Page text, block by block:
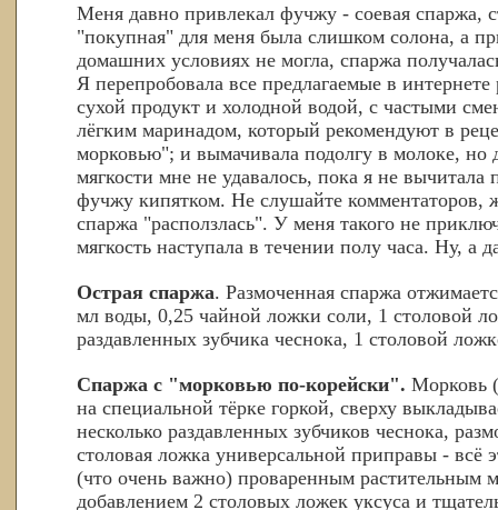
Меня давно привлекал фучжу - соевая спаржа,
"покупная" для меня была слишком солона, а
домашних условиях не могла, спаржа
Я перепробовала все предлагаемые в
сухой продукт и холодной водой, с частыми
лёгким маринадом, который рекомендуют в
морковью"; и вымачивала подолгу в молоке, но
мягкости мне не удавалось, пока я не вычитала
фучжу кипятком. Не слушайте комментаторов,
спаржа "расползлась". У меня такого не
мягкость наступала в течении полу часа. Ну, а
Острая спаржа. Размоченная спаржа
мл воды, 0,25 чайной ложки соли, 1 столовой
раздавленных зубчика чеснока, 1 столовой
Спаржа с "морковью по-корейски". Морковь
на специальной тёрке горкой, сверху
несколько раздавленных зубчиков чеснока,
столовая ложка универсальной приправы - всё
(что очень важно) проваренным растительным
добавлением 2 столовых ложек уксуса и